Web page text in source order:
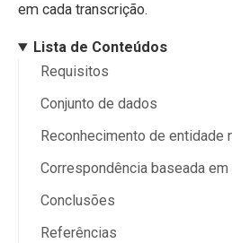
em cada transcrição.
Lista de Conteúdos
Requisitos
Conjunto de dados
Reconhecimento de entidade
Correspondência baseada em
Conclusões
Referências